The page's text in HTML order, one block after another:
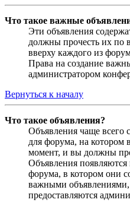
Что такое важные
Эти объявления
должны прочесть их по
вверху каждого из
Права на создание
администратором
Вернуться к началу
Что такое объявления?
Объявления чаще
для форума, на котором
момент, и вы должны
Объявления
форума, в котором они
важными объявлениями,
предоставляются